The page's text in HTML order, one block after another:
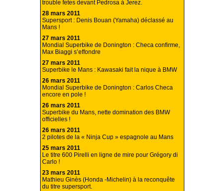
trouble fetes devant Pedrosa à Jerez.
28 mars 2011
Supersport : Denis Bouan (Yamaha) déclassé au
Mans !
27 mars 2011
Mondial Superbike de Donington : Checa confirme,
Max Biaggi s’effondre
27 mars 2011
Superbike le Mans : Kawasaki fait la nique à BMW
26 mars 2011
Mondial Superbike de Donington : Carlos Checa
encore en pole !
26 mars 2011
Superbike du Mans, nette domination des BMW
officielles !
26 mars 2011
2 pilotes de la « Ninja Cup » espagnole au Mans
25 mars 2011
Le titre 600 Pirelli en ligne de mire pour Grégory di
Carlo !
23 mars 2011
Mathieu Ginès (Honda -Michelin) à la reconquête
du titre supersport.